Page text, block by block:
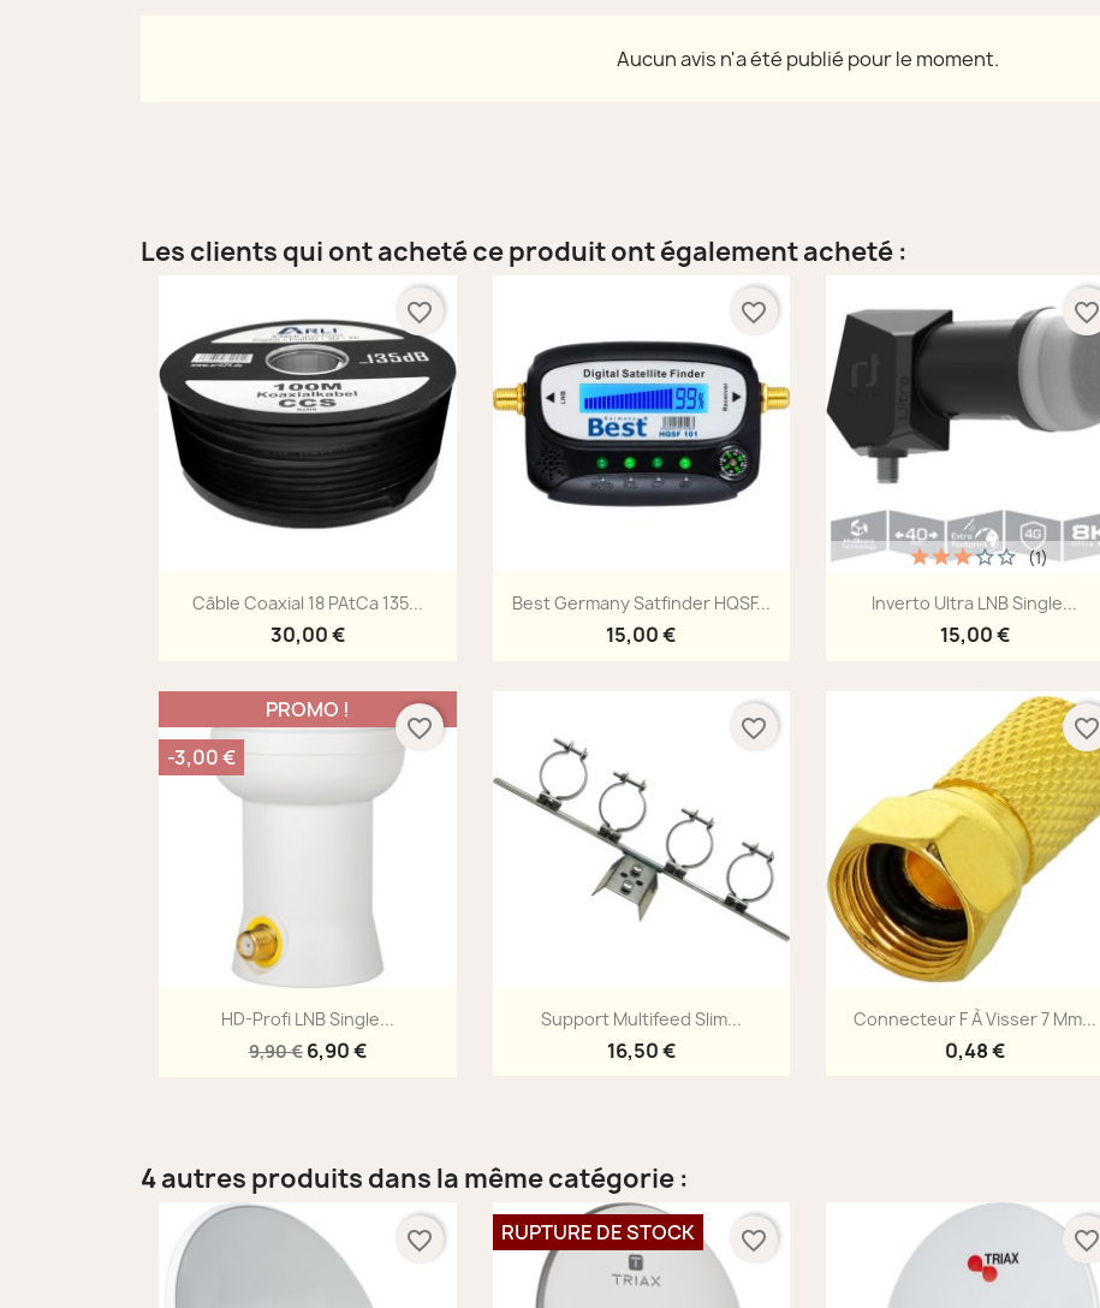
Aucun avis n'a été publié pour le moment.
Les clients qui ont acheté ce produit ont également acheté :
Aperçu rapide
Câble Coaxial 18 PAtCa 135...
30,00 €
favorite_border
Aperçu rapide
Best Germany Satfinder HQSF...
15,00 €
favorite_border
Aperçu rapide
Inverto Ultra LNB Single...
15,00 €
(1)
favorite_border
Aperçu rapide
HD-Profi LNB Single...
9,90 € 6,90 €
PROMO !
-3,00 €
favorite_border
Aperçu rapide
Support Multifeed Slim...
16,50 €
favorite_border
Aperçu rapide
Connecteur F À Visser 7 Mm...
0,48 €
favorite_border
4 autres produits dans la même catégorie :
favorite_border RUPTURE DE STOCK favorite_border favorite_border